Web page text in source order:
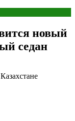
новый
седан